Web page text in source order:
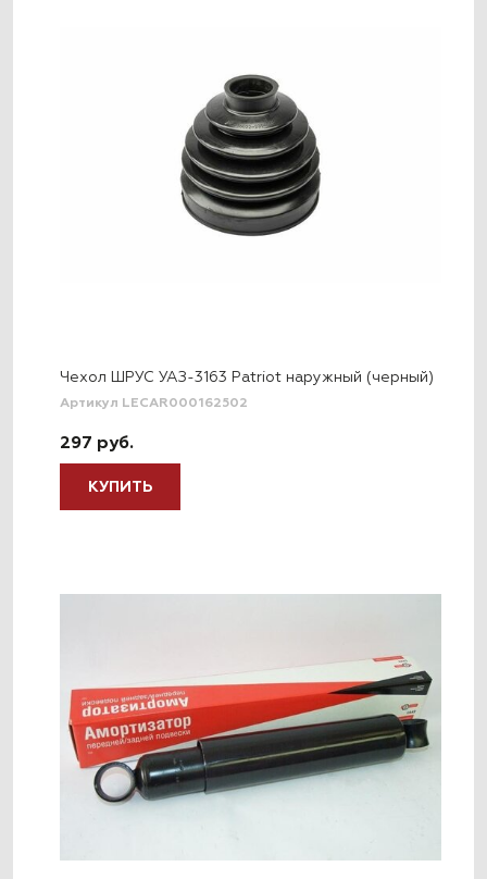
Чехол ШРУС УАЗ-3163 Patriot наружный (черный)
Артикул LECAR000162502
297 руб.
КУПИТЬ